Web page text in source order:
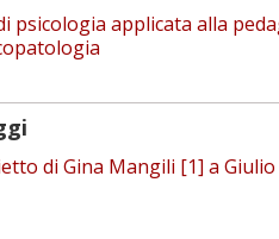
psicologia applicata alla
di Gina Mangili [1] a Giulio